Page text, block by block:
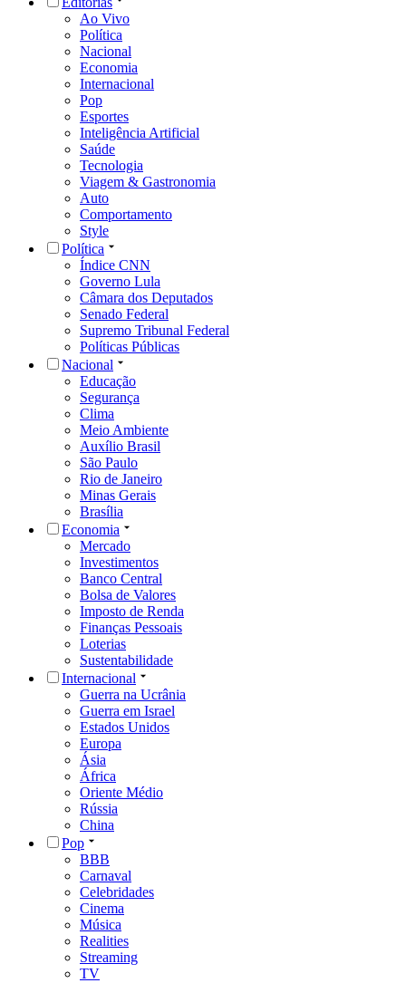
Ao Vivo
Política
Nacional
Economia
Internacional
Pop
Esportes
Inteligência Artificial
Saúde
Tecnologia
Viagem & Gastronomia
Auto
Comportamento
Style
Política
Índice CNN
Governo Lula
Câmara dos Deputados
Senado Federal
Supremo Tribunal Federal
Políticas Públicas
Nacional
Educação
Segurança
Clima
Meio Ambiente
Auxílio Brasil
São Paulo
Rio de Janeiro
Minas Gerais
Brasília
Economia
Mercado
Investimentos
Banco Central
Bolsa de Valores
Imposto de Renda
Finanças Pessoais
Loterias
Sustentabilidade
Internacional
Guerra na Ucrânia
Guerra em Israel
Estados Unidos
Europa
Ásia
África
Oriente Médio
Rússia
China
Pop
BBB
Carnaval
Celebridades
Cinema
Música
Realities
Streaming
TV